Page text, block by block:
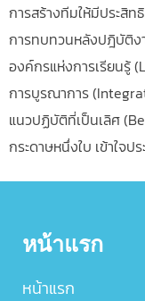
การสร้างทีมให้มีประสิท
การทบทวนหลังปฎิบัติง
องค์กรแห่งการเรียนรู้
การบูรณาการ
แนวปฏิบัติที่เป็นเลิศ
กระดาษหนึ่งใบ เข้าใจ
หน้าแรก
หน้าแรก